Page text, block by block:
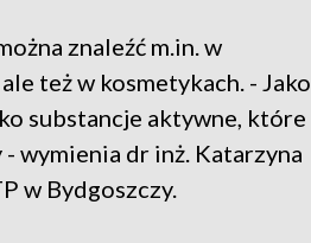
znaleźć m.in. w
też w kosmetykach. - Jako
substancje aktywne, które
wymienia dr inż. Katarzyna
w Bydgoszczy.